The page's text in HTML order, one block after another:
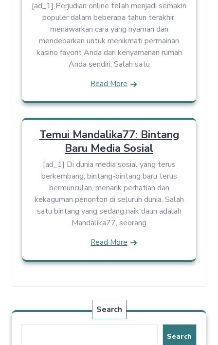
[ad_1] Perjudian online telah menjadi semakin
populer dalam beberapa tahun terakhir,
menawarkan cara yang nyaman dan
mendebarkan untuk menikmati permainan
kasino favorit Anda dari kenyamanan rumah
Anda sendiri. Salah satu
Read More
Temui Mandalika77: Bintang
Baru Media Sosial
[ad_1] Di dunia media sosial yang terus
berkembang, bintang-bintang baru terus
bermunculan, menarik perhatian dan
kekaguman penonton di seluruh dunia. Salah
satu bintang yang sedang naik daun adalah
Mandalika77, seorang
Read More
Search
Search